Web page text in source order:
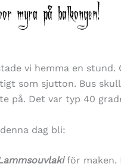
vi hemma en
som sjutton. Bus
på. Det var typ 40
dag bli:
för maken.